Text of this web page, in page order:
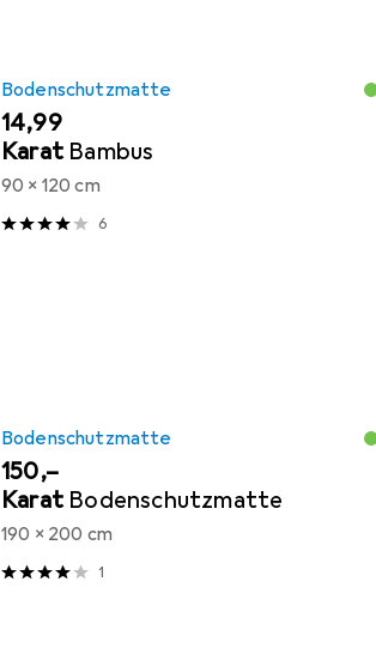
Bodenschutzmatte
EUR
14,99
Karat Bambus
90 x 120 cm
6
Bodenschutzmatte
EUR
150,–
Karat Bodenschutzmatte
190 x 200 cm
1